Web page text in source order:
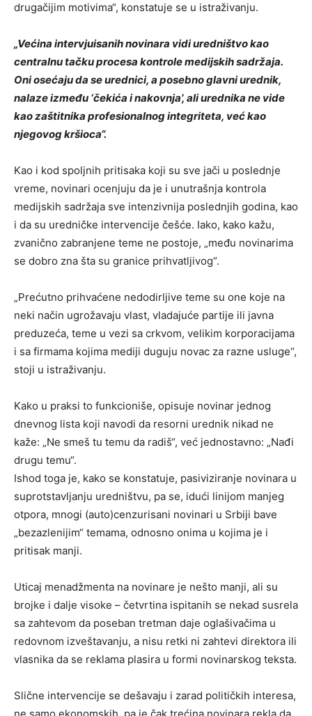
drugačijim motivima“, konstatuje se u istraživanju.
„Većina intervjuisanih novinara vidi uredništvo kao
centralnu tačku procesa kontrole medijskih sadržaja.
Oni osećaju da se urednici, a posebno glavni urednik,
nalaze između ‘čekića i nakovnja’, ali urednika ne vide
kao zaštitnika profesionalnog integriteta, već kao
njegovog kršioca“.
Kao i kod spoljnih pritisaka koji su sve jači u poslednje
vreme, novinari ocenjuju da je i unutrašnja kontrola
medijskih sadržaja sve intenzivnija poslednjih godina, kao
i da su uredničke intervencije češće. Iako, kako kažu,
zvanično zabranjene teme ne postoje, „među novinarima
se dobro zna šta su granice prihvatljivog“.
„Prećutno prihvaćene nedodirljive teme su one koje na
neki način ugrožavaju vlast, vladajuće partije ili javna
preduzeća, teme u vezi sa crkvom, velikim korporacijama
i sa firmama kojima mediji duguju novac za razne usluge“,
stoji u istraživanju.
Kako u praksi to funkcioniše, opisuje novinar jednog
dnevnog lista koji navodi da resorni urednik nikad ne
kaže: „Ne smeš tu temu da radiš“, već jednostavno: „Nađi
drugu temu“.
Ishod toga je, kako se konstatuje, pasiviziranje novinara u
suprotstavljanju uredništvu, pa se, idući linijom manjeg
otpora, mnogi (auto)cenzurisani novinari u Srbiji bave
„bezazlenijim“ temama, odnosno onima u kojima je i
pritisak manji.
Uticaj menadžmenta na novinare je nešto manji, ali su
brojke i dalje visoke – četvrtina ispitanih se nekad susrela
sa zahtevom da poseban tretman daje oglašivačima u
redovnom izveštavanju, a nisu retki ni zahtevi direktora ili
vlasnika da se reklama plasira u formi novinarskog teksta.
Slične intervencije se dešavaju i zarad političkih interesa,